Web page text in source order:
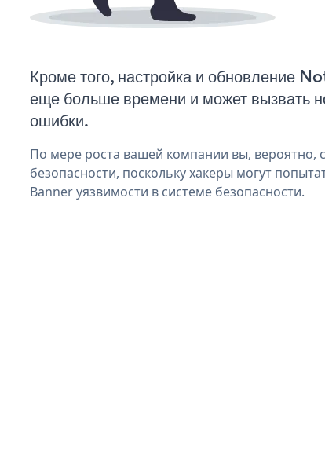
Кроме того, настройка и обновление
еще больше времени и может вызвать
ошибки.
По мере роста вашей компании вы, вероятно,
безопасности, поскольку хакеры могут
Banner уязвимости в системе безопасности.